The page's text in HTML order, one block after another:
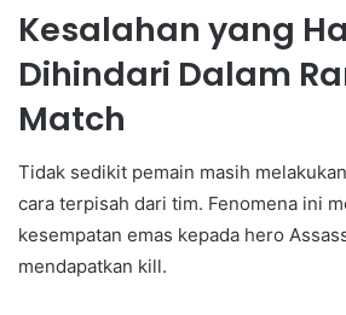
Kesalahan yang
Dihindari Dalam
Match
Tidak sedikit pemain masih
cara terpisah dari tim. Fenomena ini
kesempatan emas kepada hero
mendapatkan kill.